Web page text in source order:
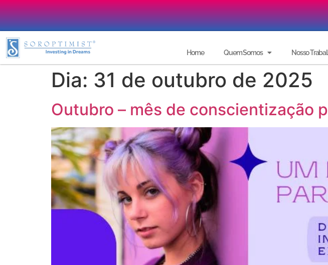
Home Quem Somos Nosso
Dia: 31 de outubro de 2025
Outubro – mês de conscientização